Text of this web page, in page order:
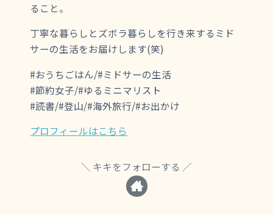
ること。
丁寧な暮らしとズボラ暮らしを行き来するミド
サーの生活をお届けします(笑)
#おうちごはん/#ミドサーの生活
#節約女子/#ゆるミニマリスト
#読書/#登山/#海外旅行/#お出かけ
プロフィールはこちら
キキをフォローする